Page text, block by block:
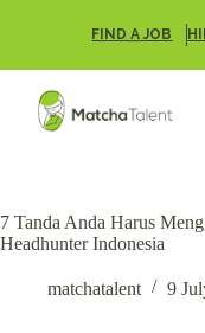
FIND A JOB
7 Tanda Anda Harus
Headhunter Indonesia
matchatalent 9